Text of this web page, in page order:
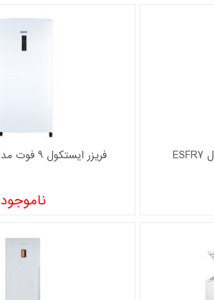
فریزر ایستکول 9 فوت مدل TM-999-95
ناموجود